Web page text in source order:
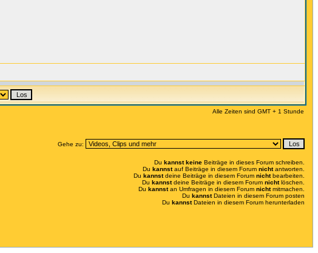
Alle Zeiten sind GMT + 1 Stunde
Gehe zu:
Du kannst keine Beiträge in dieses Forum schreiben.
Du kannstauf Beiträge in diesem Forum nichtantworten.
Du kannstdeine Beiträge in diesem Forum nichtbearbeiten.
Du kannstdeine Beiträge in diesem Forum nichtlöschen.
Du kannstan Umfragen in diesem Forum nichtmitmachen.
Du kannstDateien in diesem Forum posten
Du kannstDateien in diesem Forum herunterladen